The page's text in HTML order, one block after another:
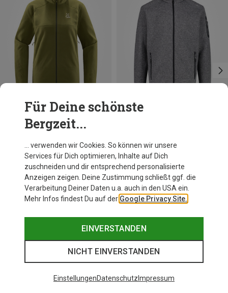
Du sparst 44%
Für Deine schönste
Bergzeit...
… verwenden wir Cookies. So können wir unsere
Services für Dich optimieren, Inhalte auf Dich
zuschneiden und dir entsprechend personalisierte
Anzeigen zeigen. Deine Zustimmung schließt ggf. die
Verarbeitung Deiner Daten u.a. auch in den USA ein.
Mehr Infos findest Du auf der Google Privacy Site.
EINVERSTANDEN
NICHT EINVERSTANDEN
EinstellungenDatenschutz Impressum